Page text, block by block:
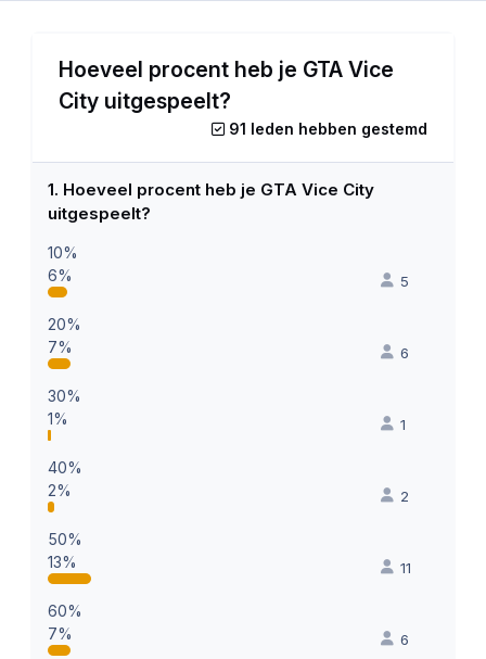
Hoeveel procent heb je GTA Vice
City uitgespeelt?
91 leden hebben gestemd
1. Hoeveel procent heb je GTA Vice City
uitgespeelt?
10%
6%
5
20%
7%
6
30%
1%
1
40%
2%
2
50%
13%
11
60%
7%
6